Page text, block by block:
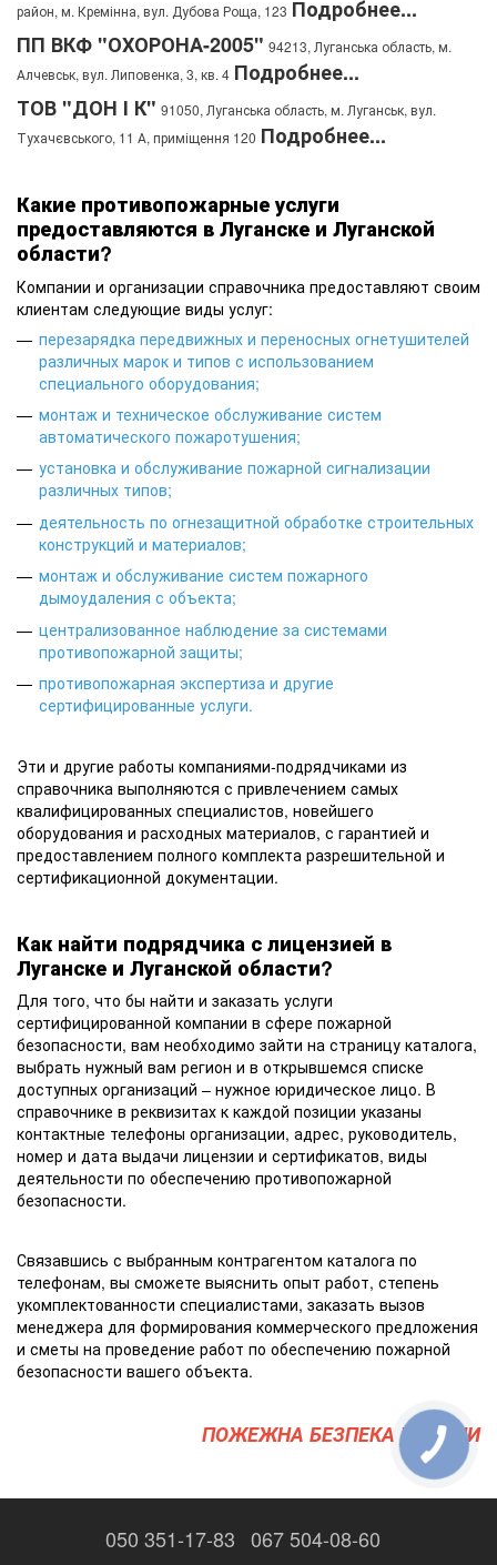
район, м. Кремінна, вул. Дубова Роща, 123 Подробнее...
ПП ВКФ "ОХОРОНА-2005" 94213, Луганська область, м.
Алчевськ, вул. Липовенка, 3, кв. 4 Подробнее...
ТОВ "ДОН І К" 91050, Луганська область, м. Луганськ, вул.
Тухачєвського, 11 А, приміщення 120 Подробнее...
Какие противопожарные услуги
предоставляются в Луганске и Луганской
области?
Компании и организации справочника предоставляют своим
клиентам следующие виды услуг:
перезарядка передвижных и переносных огнетушителей
различных марок и типов с использованием
специального оборудования;
монтаж и техническое обслуживание систем
автоматического пожаротушения;
установка и обслуживание пожарной сигнализации
различных типов;
деятельность по огнезащитной обработке строительных
конструкций и материалов;
монтаж и обслуживание систем пожарного
дымоудаления с объекта;
централизованное наблюдение за системами
противопожарной защиты;
противопожарная экспертиза и другие
сертифицированные услуги.
Эти и другие работы компаниями-подрядчиками из
справочника выполняются с привлечением самых
квалифицированных специалистов, новейшего
оборудования и расходных материалов, с гарантией и
предоставлением полного комплекта разрешительной и
сертификационной документации.
Как найти подрядчика с лицензией в
Луганске и Луганской области?
Для того, что бы найти и заказать услуги
сертифицированной компании в сфере пожарной
безопасности, вам необходимо зайти на страницу каталога,
выбрать нужный вам регион и в открывшемся списке
доступных организаций – нужное юридическое лицо. В
справочнике в реквизитах к каждой позиции указаны
контактные телефоны организации, адрес, руководитель,
номер и дата выдачи лицензии и сертификатов, виды
деятельности по обеспечению противопожарной
безопасности.
Связавшись с выбранным контрагентом каталога по
телефонам, вы сможете выяснить опыт работ, степень
укомплектованности специалистами, заказать вызов
менеджера для формирования коммерческого предложения
и сметы на проведение работ по обеспечению пожарной
безопасности вашего объекта.
ПОЖЕЖНА БЕЗПЕКА УКРАЇНИ
050 351-17-83 067 504-08-60